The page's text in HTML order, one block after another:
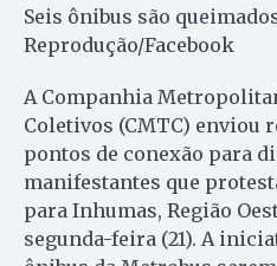
Seis ônibus são
Reprodução/Facebook
A Companhia
Coletivos (CMTC) enviou
pontos de conexão para
manifestantes que
para Inhumas, Região
segunda-feira (21). A